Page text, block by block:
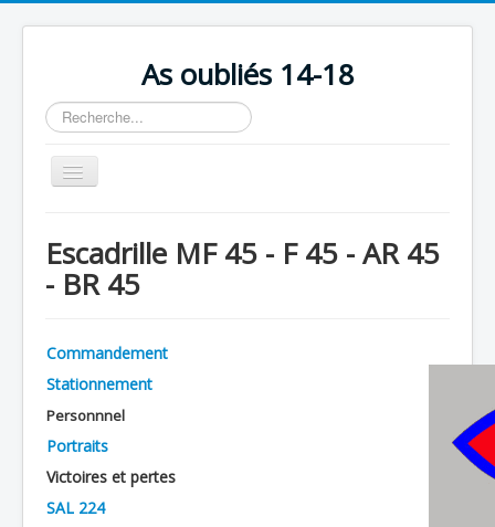
As oubliés 14-18
Rechercher
Basculer
la
Chronologie
Escadrilles
Avions
Personnels
Formation
Doctrines
Escadrille MF 45 - F 45 - AR 45
- BR 45
Commandement
Stationnement
Personnnel
Portraits
Victoires et pertes
SAL 224